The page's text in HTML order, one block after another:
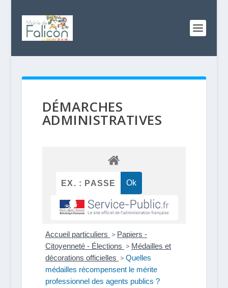
DÉMARCHES
ADMINISTRATIVES
Accueil particuliers > Papiers -
Citoyenneté - Élections > Médailles et
décorations officielles > Quelles
médailles récompensent le mérite
professionnel des agents publics ?